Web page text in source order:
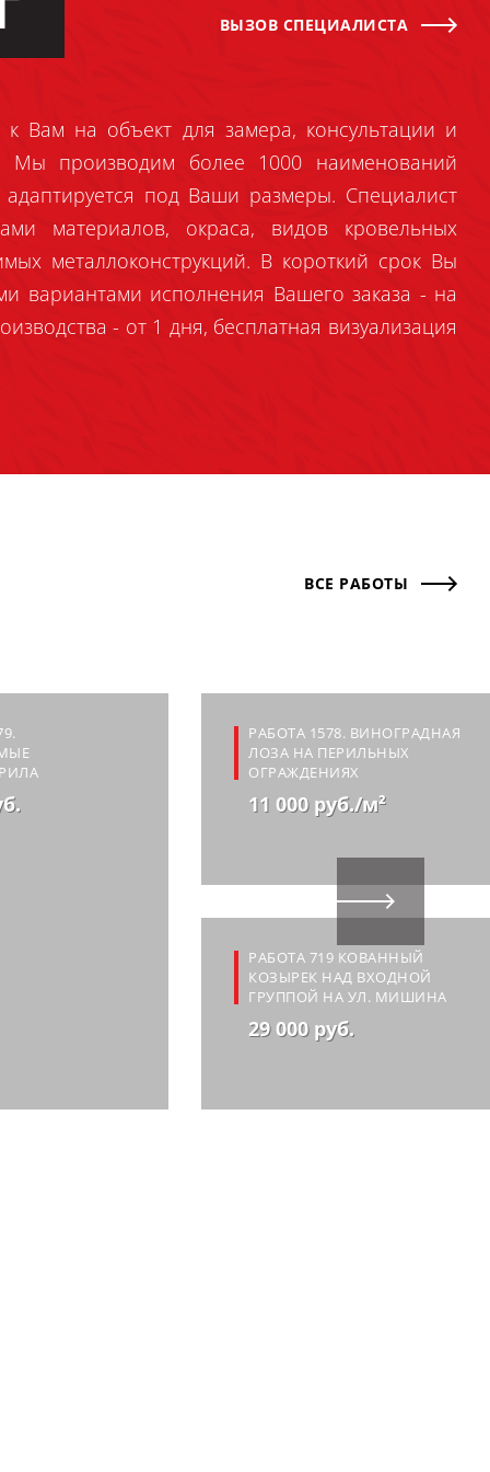
ВЫЗОВ СПЕЦИАЛИСТА
Вам на объект для замера, консультации и
Мы производим более 1000 наименований
под Ваши размеры. Специалист
материалов, окраса, видов кровельных
металлоконструкций. В короткий срок Вы
вариантами исполнения Вашего заказа - на
- от 1 дня, бесплатная визуализация
ВСЕ РАБОТЫ
РАБОТА 1578. ВИНОГРАДНАЯ
ЛОЗА НА ПЕРИЛЬНЫХ
ОГРАЖДЕНИЯХ
11 000 руб./м²
РАБОТА 719 КОВАННЫЙ
КОЗЫРЕК НАД ВХОДНОЙ
ГРУППОЙ НА УЛ. МИШИНА
29 000 руб.